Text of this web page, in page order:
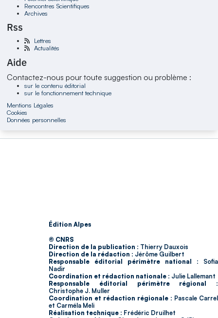
Rencontres Scientifiques
Archives
Rss
Lettres
Actualités
Aide
Contactez-nous pour toute suggestion ou problème :
sur le contenu éditorial
sur le fonctionnement technique
Mentions Légales
Cookies
Données personnelles
Édition Alpes
© CNRS
Direction de la publication : Thierry Dauxois
Direction de la rédaction : Jérôme Guilbert
Responsable éditorial périmètre national : Sofia
Nadir
Coordination et rédaction nationale : Julie Lallemant
Responsable éditorial périmètre régional :
Christophe J. Muller
Coordination et rédaction régionale : Pascale Carrel
et Carméla Meli
Réalisation technique : Frédéric Druilhet